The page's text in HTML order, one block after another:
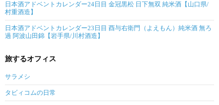
日本酒アドベントカレンダー24日目 金冠黒松 日下無双 純米酒【山口県/
村重酒造】
日本酒アドベントカレンダー23日目 酉与右衛門（よえもん）純米酒 無ろ
過 阿波山田錦【岩手県/川村酒造】
旅するオフィス
サラメシ
タビィコムの日常